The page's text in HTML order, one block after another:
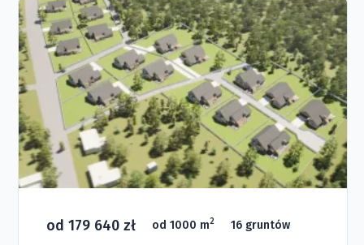
od 179 640 zł od 1000 m2 16 gruntów